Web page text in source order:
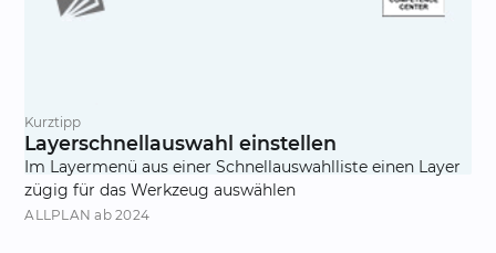
Kurztipp
Layerschnellauswahl einstellen
Im Layermenü aus einer Schnellauswahlliste einen Layer
zügig für das Werkzeug auswählen
ALLPLAN ab 2024